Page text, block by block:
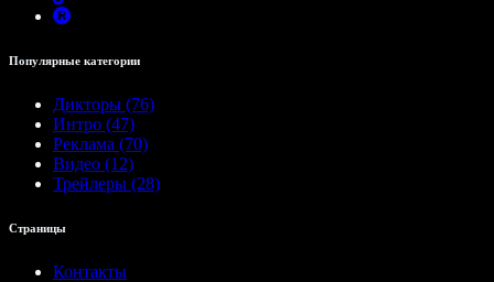
Популярные категории
Дикторы (76)
Интро (47)
Реклама (70)
Видео (12)
Трейлеры (28)
Страницы
Контакты